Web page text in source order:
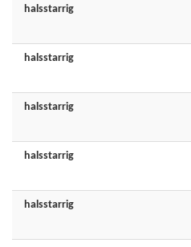
halsstarrig
halsstarrig
halsstarrig
halsstarrig
halsstarrig